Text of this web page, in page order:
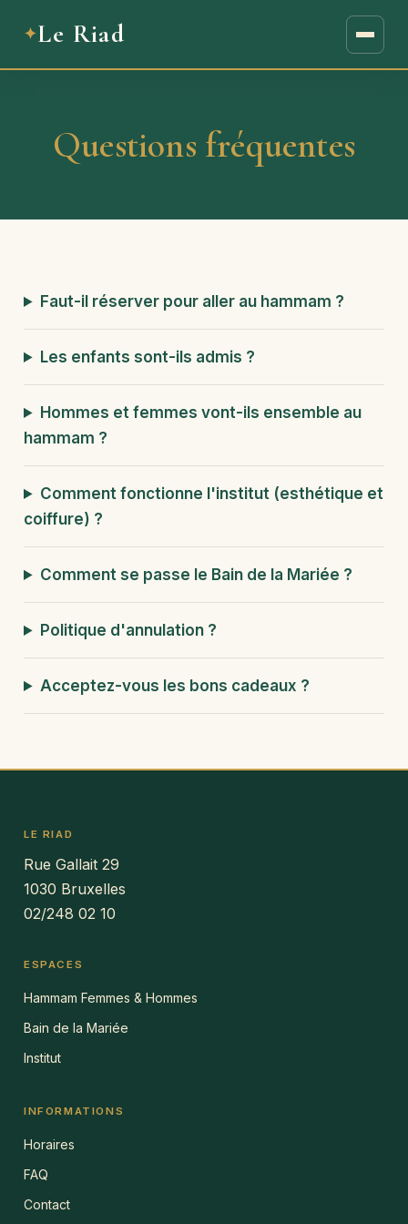
Le Riad
Questions fréquentes
Faut-il réserver pour aller au hammam ?
Les enfants sont-ils admis ?
Hommes et femmes vont-ils ensemble au
hammam ?
Comment fonctionne l'institut (esthétique et
coiffure) ?
Comment se passe le Bain de la Mariée ?
Politique d'annulation ?
Acceptez-vous les bons cadeaux ?
LE RIAD
Rue Gallait 29
1030 Bruxelles
02/248 02 10
ESPACES
Hammam Femmes & Hommes
Bain de la Mariée
Institut
INFORMATIONS
Horaires
FAQ
Contact